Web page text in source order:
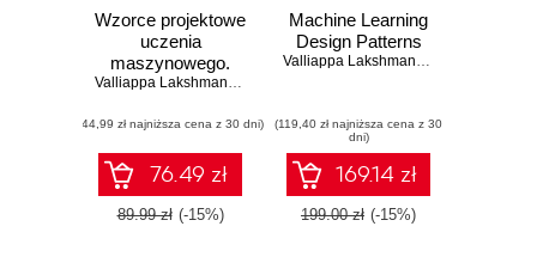
Wzorce projektowe
uczenia
maszynowego.
Rozwiązania
problemów
dotyczących
przygotowania
danych,
konstruowania
Valliappa Lakshmanan
(44,99 zł najniższa cena z 30 dni)
76.49 zł
89.99 zł (-15%)
Machine Learning
Design Patterns
Valliappa Lakshmanan
(119,40 zł najniższa cena z 30
dni)
169.14 zł
199.00 zł (-15%)